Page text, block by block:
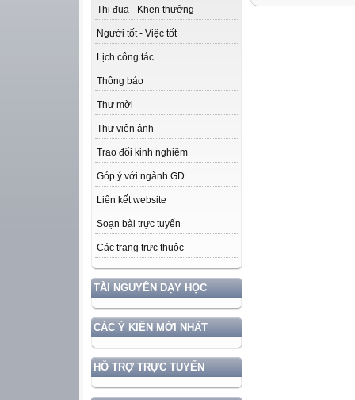
Thi đua - Khen thưởng
Người tốt - Việc tốt
Lịch công tác
Thông báo
Thư mời
Thư viện ảnh
Trao đổi kinh nghiệm
Góp ý với ngành GD
Liên kết website
Soạn bài trực tuyến
Các trang trực thuộc
TÀI NGUYÊN DẠY HỌC
CÁC Ý KIẾN MỚI NHẤT
HỖ TRỢ TRỰC TUYẾN